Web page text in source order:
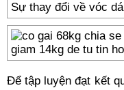
Sự thay đổi về vóc
Để tập luyện đạt kết